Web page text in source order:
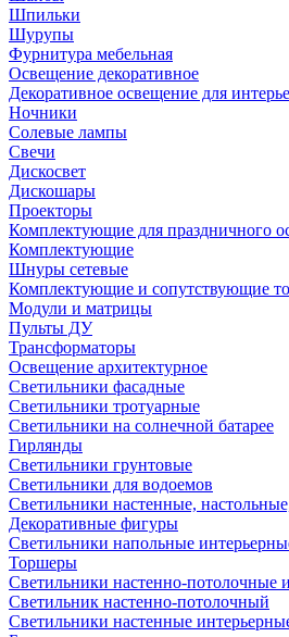
Шпильки
Шурупы
Фурнитура мебельная
Освещение декоративное
Декоративное освещение для
Ночники
Солевые лампы
Свечи
Дискосвет
Дискошары
Проекторы
Комплектующие для праздничного
Комплектующие
Шнуры сетевые
Комплектующие и сопутствующие
Модули и матрицы
Пульты ДУ
Трансформаторы
Освещение архитектурное
Светильники фасадные
Светильники тротуарные
Светильники на солнечной батарее
Гирлянды
Светильники грунтовые
Светильники для водоемов
Светильники настенные,
Декоративные фигуры
Светильники напольные
Торшеры
Светильники настенно-потолочные
Светильник настенно-потолочный
Светильники настенные